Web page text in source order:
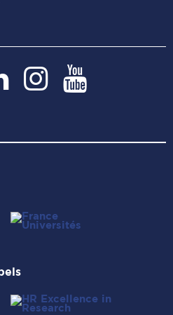
Paris
Dauphine
Instagram
Paris